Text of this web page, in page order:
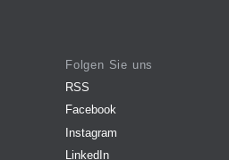
Folgen Sie uns
RSS
Facebook
Instagram
LinkedIn